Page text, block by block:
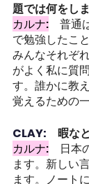
題では何をし
カルナ:
普通
で勉強したこ
みんなそれぞ
がよく私に質
す。誰かに教
覚えるための
CLAY: 暇な
カルナ:
日本
ます。新しい
ます。ノート